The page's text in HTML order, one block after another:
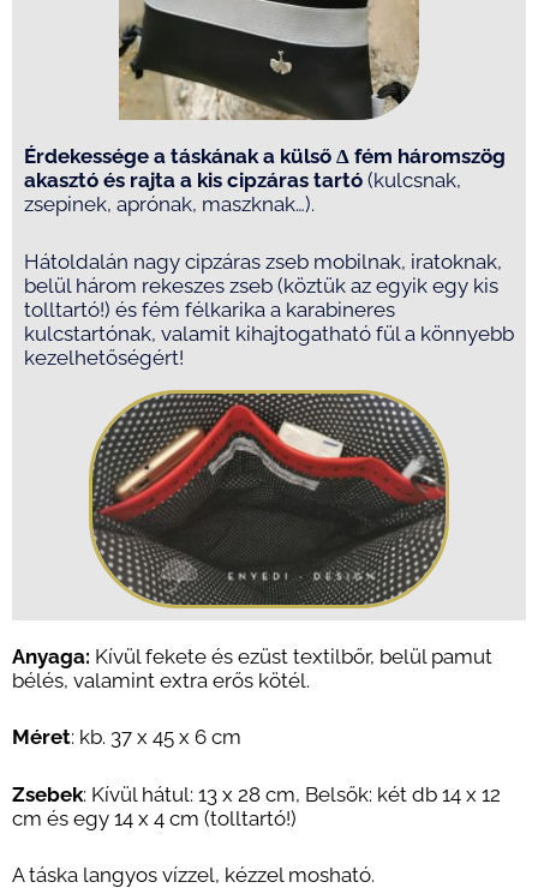
Érdekessége a táskának a külső Δ fém háromszög
akasztó és rajta a kis cipzáras tartó (kulcsnak,
zsepinek, aprónak, maszknak…).
Hátoldalán nagy cipzáras zseb mobilnak, iratoknak,
belül három rekeszes zseb (köztük az egyik egy kis
tolltartó!) és fém félkarika a karabineres
kulcstartónak, valamit kihajtogatható fül a könnyebb
kezelhetőségért!
Anyaga: Kívül fekete és ezüst textilbőr, belül pamut
bélés, valamint extra erős kötél.
Méret: kb. 37 x 45 x 6 cm
Zsebek: Kívül hátul: 13 x 28 cm, Belsők: két db 14 x 12
cm és egy 14 x 4 cm (tolltartó!)
A táska langyos vízzel, kézzel mosható.